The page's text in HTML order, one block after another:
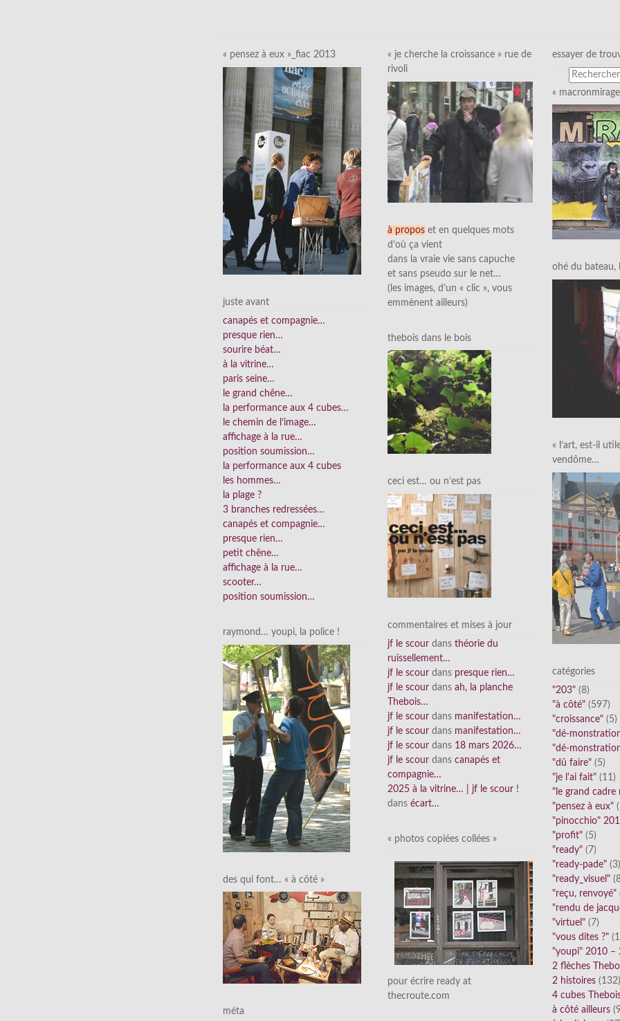
« pensez à eux »_fiac 2013
juste avant
canapés et compagnie…
presque rien…
sourire béat…
à la vitrine…
paris seine…
le grand chêne…
la performance aux 4 cubes…
le chemin de l’image…
affichage à la rue…
position soumission…
la performance aux 4 cubes
les hommes…
la plage ?
3 branches redressées…
canapés et compagnie…
presque rien…
petit chêne…
affichage à la rue…
scooter…
position soumission…
raymond… youpi, la police !
des qui font… « à côté »
méta
« je cherche la croissance » rue de
rivoli
à propos et en quelques mots
d’où ça vient
dans la vraie vie sans capuche
et sans pseudo sur le net…
(les images, d’un « clic », vous
emmènent ailleurs)
thebois dans le bois
ceci est… ou n’est pas
commentaires et mises à jour
jf le scour dans théorie du
ruissellement…
jf le scour dans presque rien…
jf le scour dans ah, la planche
Thebois…
jf le scour dans manifestation…
jf le scour dans manifestation…
jf le scour dans 18 mars 2026…
jf le scour dans canapés et
compagnie…
2025 à la vitrine… | jf le scour !
dans écart…
« photos copiées collées »
pour écrire ready at
thecroute.com
essayer de
«
ohé du bateau,
« l’art, est-il
vendôme…
catégories
"203" (8)
"à côté" (597)
"croissance" (5)
"dé-
"dé-
"dû faire" (5)
"je l'ai fait" (11)
"le grand cadre
"pensez à eux"
"pinocchio"
"profit" (5)
"ready" (7)
"ready-pade" (3)
"ready_visuel"
"reçu, renvoyé"
"rendu de
"virtuel" (7)
"vous dites ?"
"youpi" 2010 –
2 flèches
2 histoires (132)
4 cubes
à côté ailleurs